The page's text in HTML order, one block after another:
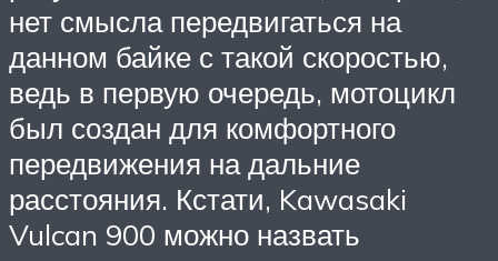
нет смысла передвигаться на
данном байке с такой скоростью,
ведь в первую очередь, мотоцикл
был создан для комфортного
передвижения на дальние
расстояния. Кстати, Kawasaki
Vulcan 900 можно назвать